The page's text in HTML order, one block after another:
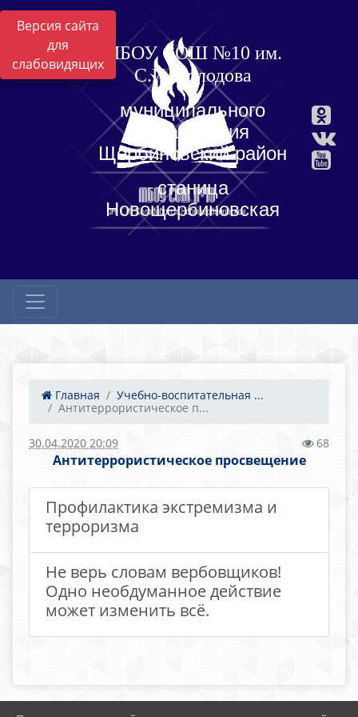
Версия сайта
для
слабовидящих
МБОУ СОШ №10 им.
С.И. Холодова
муниципального
образования
Щербиновский район
станица
Новощербиновская
Главная
Учебно-воспитательная ...
Антитеррористическое п...
30.04.2020 20:09 68
Антитеррористическое просвещение
Профилактика экстремизма и
терроризма
Не верь словам вербовщиков!
Одно необдуманное действие
может изменить всё.